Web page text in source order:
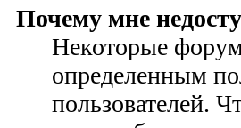
Почему мне
Некоторые
определенным
пользователей.